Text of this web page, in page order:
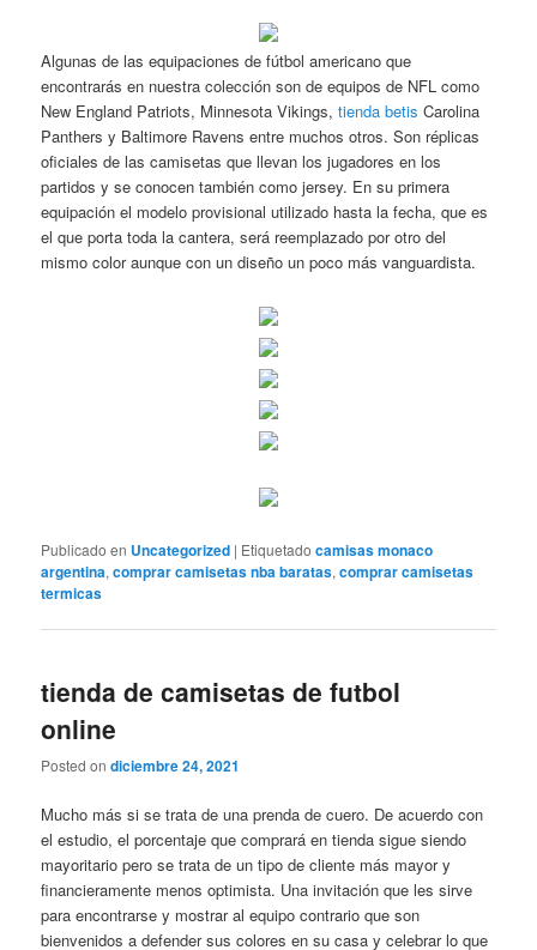
Algunas de las equipaciones de fútbol americano que
encontrarás en nuestra colección son de equipos de NFL como
New England Patriots, Minnesota Vikings,tienda betis Carolina
Panthers y Baltimore Ravens entre muchos otros. Son réplicas
oficiales de las camisetas que llevan los jugadores en los
partidos y se conocen también como jersey. En su primera
equipación el modelo provisional utilizado hasta la fecha, que es
el que porta toda la cantera, será reemplazado por otro del
mismo color aunque con un diseño un poco más vanguardista.
Publicado en Uncategorized | Etiquetado camisas monaco
argentina,comprar camisetas nba baratas,comprar camisetas
termicas
tienda de camisetas de futbol
online
Posted ondiciembre 24, 2021
Mucho más si se trata de una prenda de cuero. De acuerdo con
el estudio, el porcentaje que comprará en tienda sigue siendo
mayoritario pero se trata de un tipo de cliente más mayor y
financieramente menos optimista. Una invitación que les sirve
para encontrarse y mostrar al equipo contrario que son
bienvenidos a defender sus colores en su casa y celebrar lo que